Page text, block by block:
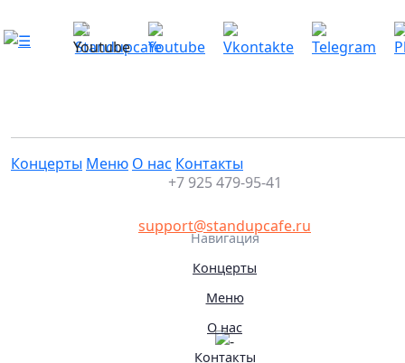
Концерты Меню О нас Контакты
+7 925 479-95-41
support@standupcafe.ru
Навигация
Концерты
Меню
О нас
Контакты